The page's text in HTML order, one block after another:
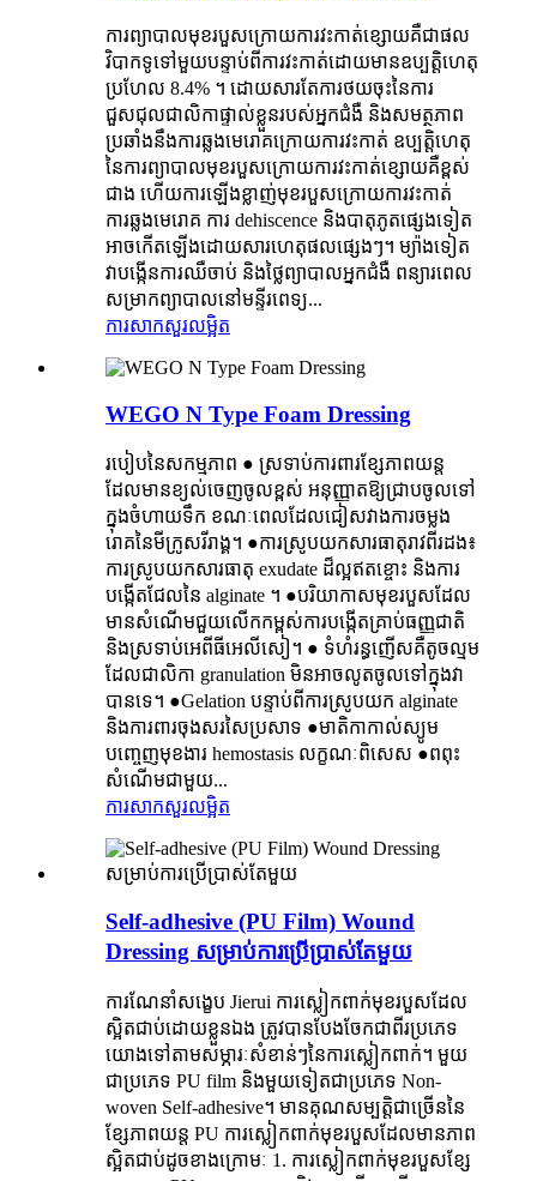
ការព្យាបាលមុខរបួសក្រោយការវះកាត់ខ្សោយគឺជាផល
វិបាកទូទៅមួយបន្ទាប់ពីការវះកាត់ដោយមានឧប្បត្តិហេតុ
ប្រហែល 8.4% ។ ដោយសារតែការថយចុះនៃការ
ជួសជុលជាលិកាផ្ទាល់ខ្លួនរបស់អ្នកជំងឺ និងសមត្ថភាព
ប្រឆាំងនឹងការឆ្លងមេរោគក្រោយការវះកាត់ ឧប្បត្តិហេតុ
នៃការព្យាបាលមុខរបួសក្រោយការវះកាត់ខ្សោយគឺខ្ពស់
ជាង ហើយការឡើងខ្លាញ់មុខរបួសក្រោយការវះកាត់
ការឆ្លងមេរោគ ការ dehiscence និងបាតុភូតផ្សេងទៀត
អាចកើតឡើងដោយសារហេតុផលផ្សេងៗ។ ម្យ៉ាងទៀត
វា​បង្កើន​ការ​ឈឺចាប់ និង​ថ្លៃ​ព្យាបាល​អ្នកជំងឺ ពន្យារ​ពេល​
សម្រាក​ព្យាបាល​នៅ​មន្ទីរពេទ្យ...
ការសាកសួរលម្អិត
WEGO N Type Foam Dressing
របៀបនៃសកម្មភាព ● ស្រទាប់ការពារខ្សែភាពយន្ត
ដែលមានខ្យល់ចេញចូលខ្ពស់ អនុញ្ញាតឱ្យជ្រាបចូលទៅ
ក្នុងចំហាយទឹក ខណៈពេលដែលជៀសវាងការចម្លង
រោគនៃមីក្រូសរីរាង្គ។ ●ការស្រូបយកសារធាតុរាវពីរដង៖
ការស្រូបយកសារធាតុ exudate ដ៏ល្អឥតខ្ចោះ និងការ
បង្កើតជែលនៃ alginate ។ ●បរិយាកាសមុខរបួសដែល
មានសំណើមជួយលើកកម្ពស់ការបង្កើតគ្រាប់ធញ្ញជាតិ
និងស្រទាប់អេពីធីអេលីសៀ។ ● ទំហំរន្ធញើសគឺតូចល្មម
ដែលជាលិកា granulation មិនអាចលូតចូលទៅក្នុងវា
បានទេ។ ●Gelation បន្ទាប់ពីការស្រូបយក alginate
និងការពារចុងសរសៃប្រសាទ ●មាតិកាកាល់ស្យូម
បញ្ចេញមុខងារ hemostasis លក្ខណៈពិសេស ●ពពុះ
សំណើមជាមួយ...
ការសាកសួរលម្អិត
Self-adhesive (PU Film) Wound
Dressing សម្រាប់ការប្រើប្រាស់តែមួយ
ការណែនាំសង្ខេប Jierui ការស្លៀកពាក់មុខរបួសដែល
ស្អិតជាប់ដោយខ្លួនឯង ត្រូវបានបែងចែកជាពីរប្រភេទ
យោងទៅតាមសម្ភារៈសំខាន់ៗនៃការស្លៀកពាក់។ មួយ
ជាប្រភេទ PU film និងមួយទៀតជាប្រភេទ Non-
woven Self-adhesive។ មានគុណសម្បត្តិជាច្រើននៃ
ខ្សែភាពយន្ត PU ការស្លៀកពាក់មុខរបួសដែលមានភាព
ស្អិតជាប់ដូចខាងក្រោមៈ 1. ការស្លៀកពាក់មុខរបួសខ្សែ